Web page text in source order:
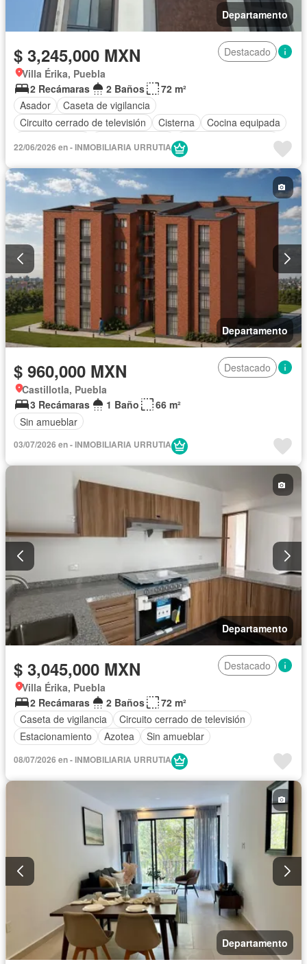
Departamento
$ 3,245,000 MXN
Destacado
Villa Érika, Puebla
2 Recámaras
2 Baños
72 m²
Asador
Caseta de vigilancia
Circuito cerrado de televisión
Cisterna
Cocina equipada
Recámara con closet
Sin amueblar
22/06/2026 en - INMOBILIARIA URRUTIA
Departamento
$ 960,000 MXN
Destacado
Castillotla, Puebla
3 Recámaras
1 Baño
66 m²
Sin amueblar
03/07/2026 en - INMOBILIARIA URRUTIA
Departamento
$ 3,045,000 MXN
Destacado
Villa Érika, Puebla
2 Recámaras
2 Baños
72 m²
Caseta de vigilancia
Circuito cerrado de televisión
Estacionamiento
Azotea Sin amueblar
08/07/2026 en - INMOBILIARIA URRUTIA
Departamento